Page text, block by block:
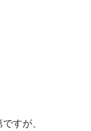
すが、